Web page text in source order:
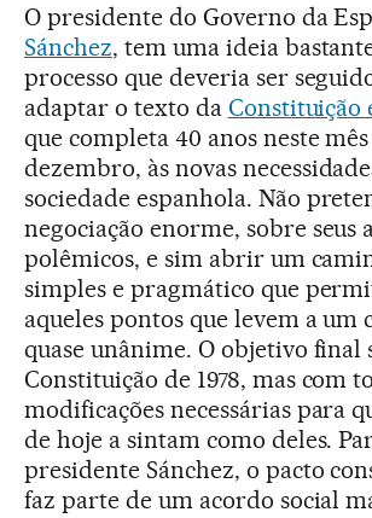
O presidente do Governo da
Sánchez, tem uma ideia
processo que deveria ser
adaptar o texto da Constituição
que completa 40 anos neste
dezembro, às novas
sociedade espanhola. Não
negociação enorme, sobre seus
polêmicos, e sim abrir um
simples e pragmático que
aqueles pontos que levem a um
quase unânime. O objetivo final
Constituição de 1978, mas com
modificações necessárias para
de hoje a sintam como deles.
presidente Sánchez, o pacto
faz parte de um acordo social